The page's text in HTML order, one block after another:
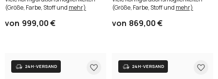
(Größe, Farbe, Stoff und mehr)
von 999,00 €
(Größe, Farbe, Stoff und mehr)
von 869,00 €